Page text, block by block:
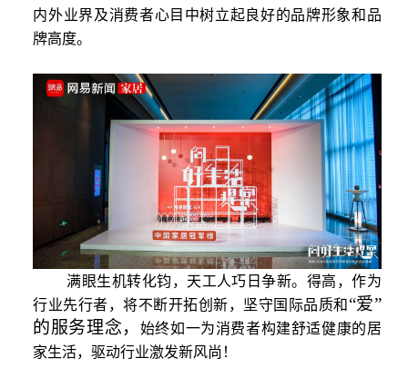
内外业界及消费者心目中树立起良好的品牌形象和品
牌高度。
满眼生机转化钧，天工人巧日争新。得高，作为
行业先行者，将不断开拓创新，坚守国际品质和 “爱”
的服务理念，
始终如一为消费者构建舒适健康的居
家生活，驱动行业激发新风尚！